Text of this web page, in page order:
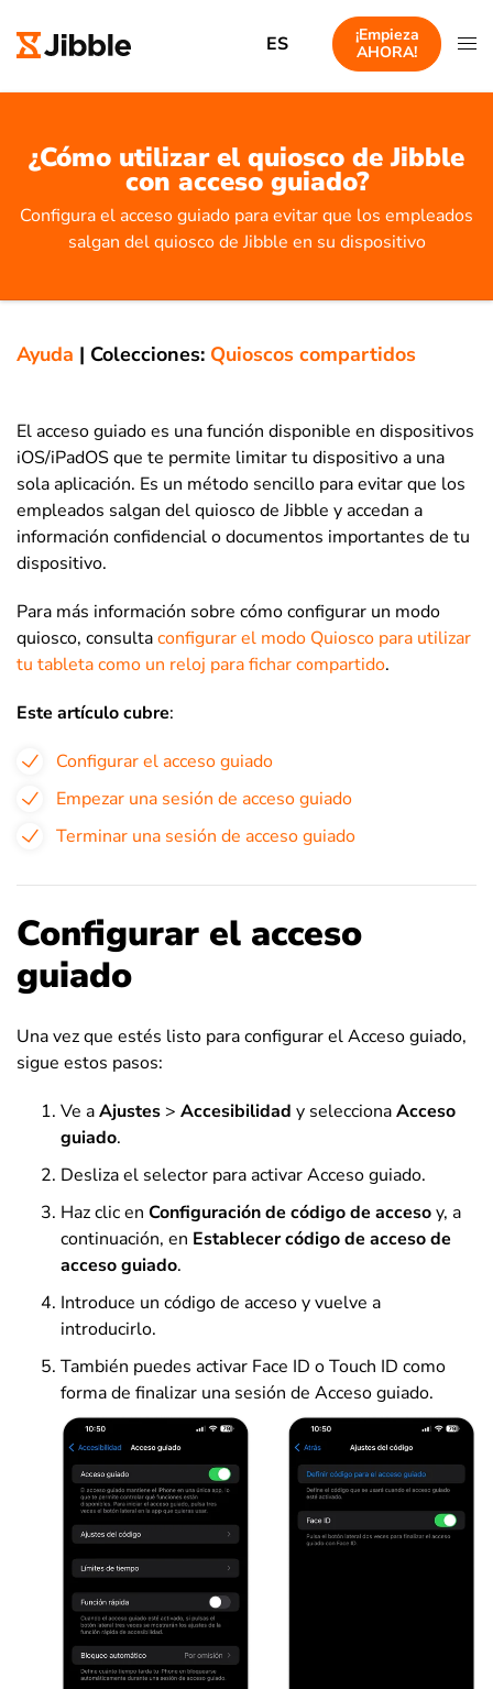
ES
¡Empieza
AHORA!
¿Cómo utilizar el quiosco de Jibble
con acceso guiado?
Configura el acceso guiado para evitar que los empleados
salgan del quiosco de Jibble en su dispositivo
Ayuda | Colecciones: Quioscos compartidos
El acceso guiado es una función disponible en dispositivos
iOS/iPadOS que te permite limitar tu dispositivo a una
sola aplicación. Es un método sencillo para evitar que los
empleados salgan del quiosco de Jibble y accedan a
información confidencial o documentos importantes de tu
dispositivo.
Para más información sobre cómo configurar un modo
quiosco, consultaconfigurar el modo Quiosco para utilizar
tu tableta como un reloj para fichar compartido.
Este artículo cubre:
Configurar el acceso guiado
Empezar una sesión de acceso guiado
Terminar una sesión de acceso guiado
Configurar el acceso
guiado
Una vez que estés listo para configurar el Acceso guiado,
sigue estos pasos:
Ve aAjustes > Accesibilidad y seleccionaAcceso
guiado.
Desliza el selector para activar Acceso guiado.
Haz clic en Configuración de código de accesoy, a
continuación, en Establecer código de acceso de
acceso guiado.
Introduce un código de acceso y vuelve a
introducirlo.
También puedes activar Face ID o Touch ID como
forma de finalizar una sesión de Acceso guiado.